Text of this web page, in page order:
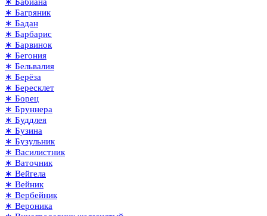
∗ Багряник
∗ Бадан
∗ Барбарис
∗ Барвинок
∗ Бегония
∗ Бельвалия
∗ Берёза
∗ Бересклет
∗ Борец
∗ Бруннера
∗ Буддлея
∗ Бузина
∗ Бузульник
∗ Василистник
∗ Ваточник
∗ Вейгела
∗ Вейник
∗ Вербейник
∗ Вероника